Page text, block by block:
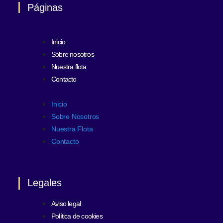
Páginas
Inicio
Sobre nosotros
Nuestra flota
Contacto
Inicio
Sobre Nosotros
Nuestra Flota
Contacto
Legales
Aviso legal
Política de cookies